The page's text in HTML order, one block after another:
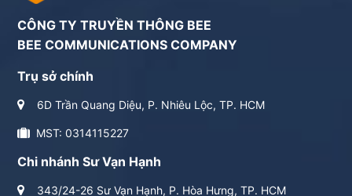
CÔNG TY TRUYỀN THÔNG BEE
BEE COMMUNICATIONS COMPANY
Trụ sở chính
6D Trần Quang Diệu, P. Nhiêu Lộc, TP. HCM
MST: 0314115227
Chi nhánh Sư Vạn Hạnh
343/24-26 Sư Vạn Hạnh, P. Hòa Hưng, TP. HCM